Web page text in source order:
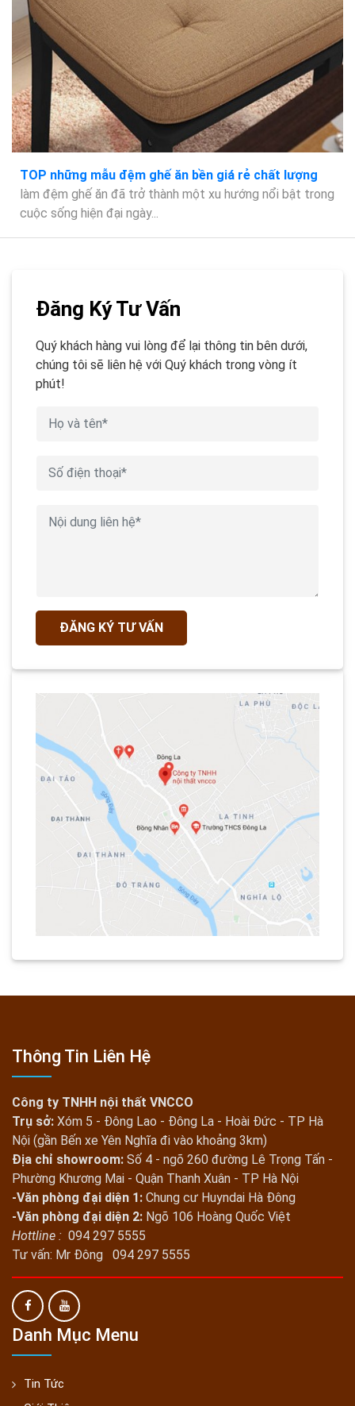
TOP những mẫu đệm ghế ăn bền giá rẻ chất lượng
làm đệm ghế ăn đã trở thành một xu hướng nổi bật trong
cuộc sống hiện đại ngày...
Đăng Ký Tư Vấn
Quý khách hàng vui lòng để lại thông tin bên dưới,
chúng tôi sẽ liên hệ với Quý khách trong vòng ít
phút!
ĐĂNG KÝ TƯ VẤN
Thông Tin Liên Hệ
Công ty TNHH nội thất VNCCO
Trụ sở: Xóm 5 - Đông Lao - Đông La - Hoài Đức - TP Hà
Nội (gần Bến xe Yên Nghĩa đi vào khoảng 3km)
Địa chỉ showroom: Số 4 - ngõ 260 đường Lê Trọng Tấn -
Phường Khương Mai - Quận Thanh Xuân - TP Hà Nội
-Văn phòng đại diện 1: Chung cư Huyndai Hà Đông
-Văn phòng đại diện 2: Ngõ 106 Hoàng Quốc Việt
Hottline : 094 297 5555
Tư vấn: Mr Đông 094 297 5555
Danh Mục Menu
Tin Tức